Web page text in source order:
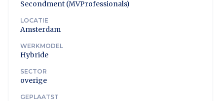
Secondment (MVProfessionals)
LOCATIE
Amsterdam
WERKMODEL
Hybride
SECTOR
overige
GEPLAATST